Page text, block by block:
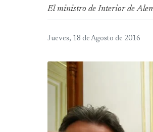
El ministro de Interior de
Jueves, 18 de Agosto de 2016